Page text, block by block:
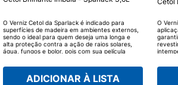
O Verniz Cetol da Sparlack é indicado para
superfícies de madeira em ambientes externos,
sendo o ideal para quem deseja uma longa e
alta proteção contra a ação de raios solares,
água, fungos e bolor, pois com sua película
de rachaduras no acabamento e mantém a
ADICIONAR À LISTA
O
em